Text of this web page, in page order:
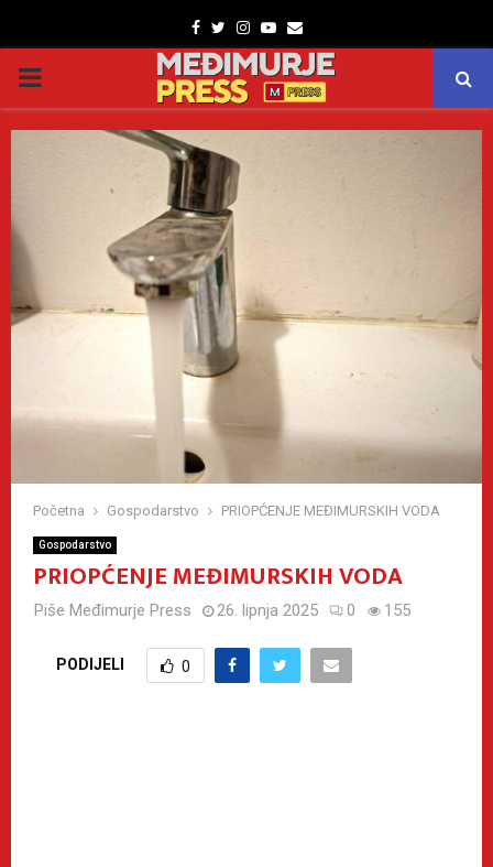
Facebook
TwitterInstagram
Youtube
Email
PRIMARY
MENU
Početna Gospodarstvo PRIOPĆENJE MEĐIMURSKIH VODA
Gospodarstvo
PRIOPĆENJE MEĐIMURSKIH VODA
Piše Međimurje Press 26. lipnja 2025 0 155
PODIJELI 0